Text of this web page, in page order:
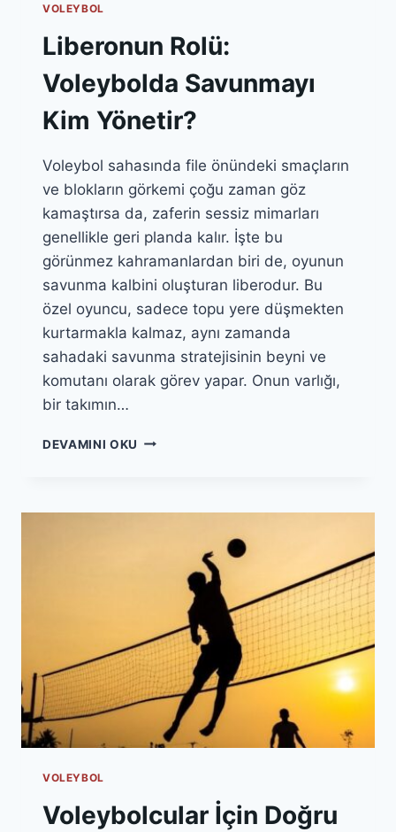
VOLEYBOL
Liberonun Rolü:
Voleybolda Savunmayı
Kim Yönetir?
Voleybol sahasında file önündeki smaçların
ve blokların görkemi çoğu zaman göz
kamaştırsa da, zaferin sessiz mimarları
genellikle geri planda kalır. İşte bu
görünmez kahramanlardan biri de, oyunun
savunma kalbini oluşturan liberodur. Bu
özel oyuncu, sadece topu yere düşmekten
kurtarmakla kalmaz, aynı zamanda
sahadaki savunma stratejisinin beyni ve
komutanı olarak görev yapar. Onun varlığı,
bir takımın…
DEVAMINI OKU LIBERONUN
KIM
VOLEYBOL
Voleybolcular İçin Doğru